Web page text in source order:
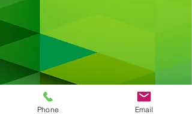
Phone Email